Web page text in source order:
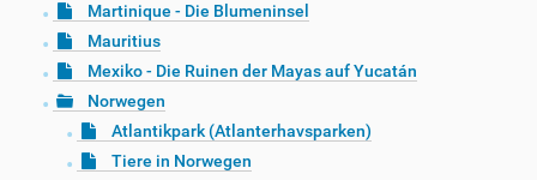
Martinique - Die Blumeninsel
Mauritius
Mexiko - Die Ruinen der Mayas auf Yucatán
Norwegen
Atlantikpark (Atlanterhavsparken)
Tiere in Norwegen